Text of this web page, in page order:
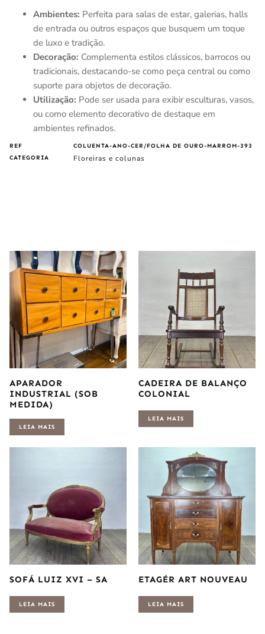
Ambientes: Perfeita para salas de estar, galerias, halls
de entrada ou outros espaços que busquem um toque
de luxo e tradição.
Decoração: Complementa estilos clássicos, barrocos ou
tradicionais, destacando-se como peça central ou como
suporte para objetos de decoração.
Utilização: Pode ser usada para exibir esculturas, vasos,
ou como elemento decorativo de destaque em
ambientes refinados.
REF
COLUENTA-ANO-CER/FOLHA DE OURO-MARROM-393
CATEGORIA
Floreiras e colunas
APARADOR
INDUSTRIAL (SOB
MEDIDA)
LEIA MAIS
CADEIRA DE BALANÇO
COLONIAL
LEIA MAIS
SOFÁ LUIZ XVI – SA
LEIA MAIS
ETAGÉR ART NOUVEAU
LEIA MAIS